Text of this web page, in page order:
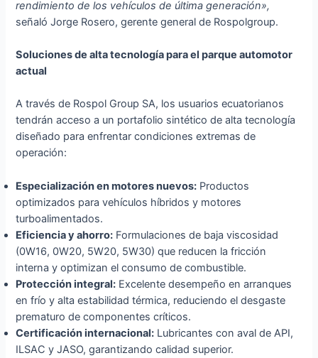
rendimiento de los vehículos de última generación»,
señaló Jorge Rosero, gerente general de Rospolgroup.
Soluciones de alta tecnología para el parque automotor
actual
A través de Rospol Group SA, los usuarios ecuatorianos
tendrán acceso a un portafolio sintético de alta tecnología
diseñado para enfrentar condiciones extremas de
operación:
Especialización en motores nuevos: Productos
optimizados para vehículos híbridos y motores
turboalimentados.
Eficiencia y ahorro: Formulaciones de baja viscosidad
(0W16, 0W20, 5W20, 5W30) que reducen la fricción
interna y optimizan el consumo de combustible.
Protección integral: Excelente desempeño en arranques
en frío y alta estabilidad térmica, reduciendo el desgaste
prematuro de componentes críticos.
Certificación internacional: Lubricantes con aval de API,
ILSAC y JASO, garantizando calidad superior.